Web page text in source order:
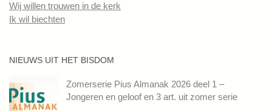
Wij willen trouwen in de kerk
Ik wil biechten
NIEUWS UIT HET BISDOM
Zomerserie Pius Almanak 2026 deel 1 –
Jongeren en geloof en 3 art. uit zomer serie